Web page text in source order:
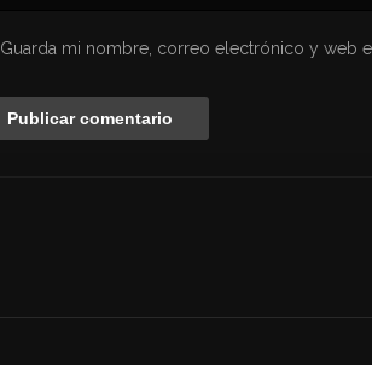
Guarda mi nombre, correo electrónico y web